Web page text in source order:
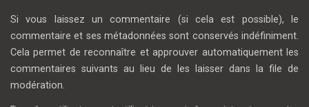
Si vous laissez un commentaire (si cela est possible), le
commentaire et ses métadonnées sont conservés indéfiniment.
Cela permet de reconnaître et approuver automatiquement les
commentaires suivants au lieu de les laisser dans la file de
modération.